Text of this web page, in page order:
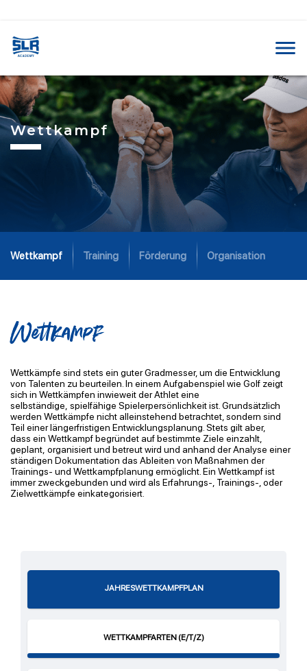
Wettkampf
Wettkampf Training Förderung Organisation
Wettkampf
Wettkämpfe sind stets ein guter Gradmesser, um die Entwicklung
von Talenten zu beurteilen. In einem Aufgabenspiel wie Golf zeigt
sich in Wettkämpfen inwieweit der Athlet eine
selbständige, spielfähige Spielerpersönlichkeit ist. Grundsätzlich
werden Wettkämpfe nicht alleinstehend betrachtet, sondern sind
Teil einer längerfristigen Entwicklungsplanung. Stets gilt aber,
dass ein Wettkampf begründet auf bestimmte Ziele einzahlt,
geplant, organisiert und betreut wird und anhand der Analyse einer
ständigen Dokumentation das Ableiten von Maßnahmen der
Trainings- und Wettkampfplanung ermöglicht. Ein Wettkampf ist
immer zweckgebunden und wird als Erfahrungs-, Trainings-, oder
Zielwettkämpfe einkategorisiert.
JAHRESWETTKAMPFPLAN​
WETTKAMPFARTEN (E/T/Z)​